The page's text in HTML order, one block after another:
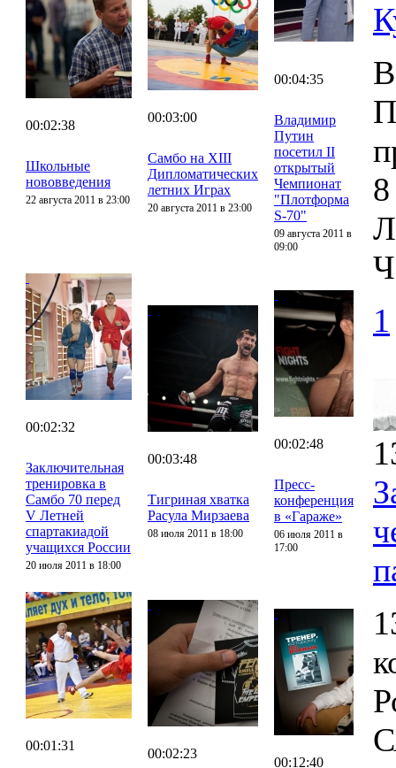
00:02:38
Школьные
нововведения
22 августа 2011 в 23:00
00:03:00
Самбо на XIII
Дипломатических
летних Играх
20 августа 2011 в 23:00
00:04:35
Владимир
Путин
посетил II
открытый
Чемпионат
"Плотформа
S-70"
09 августа 2011 в
09:00
00:02:32
Заключительная
тренировка в
Самбо 70 перед
V Летней
спартакиадой
учащихся России
20 июля 2011 в 18:00
00:03:48
Тигриная хватка
Расула Мирзаева
08 июля 2011 в 18:00
00:02:48
Пресс-
конференция
в «Гараже»
06 июля 2011 в
17:00
00:01:31
00:02:23
00:12:40
1